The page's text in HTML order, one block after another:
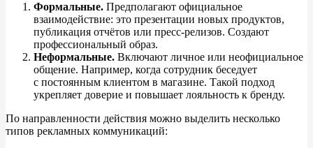
Формальные. Предполагают официальное
взаимодействие: это презентации новых продуктов,
публикация отчётов или пресс-релизов. Создают
профессиональный образ.
Неформальные. Включают личное или неофициальное
общение. Например, когда сотрудник беседует
с постоянным клиентом в магазине. Такой подход
укрепляет доверие и повышает лояльность к бренду.
По направленности действия можно выделить несколько
типов рекламных коммуникаций: